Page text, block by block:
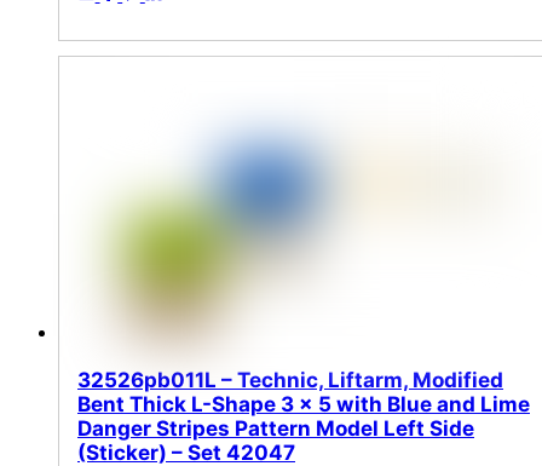
32526pb011L – Technic, Liftarm, Modified
Bent Thick L-Shape 3 x 5 with Blue and Lime
Danger Stripes Pattern Model Left Side
(Sticker) – Set 42047